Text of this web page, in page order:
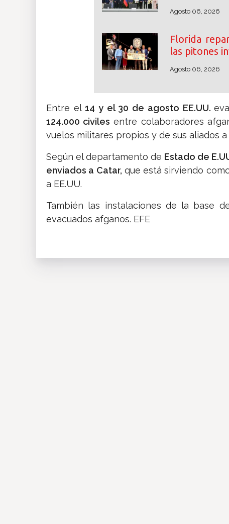
Agosto 06, 2026
Florida
las pitones
Agosto 06, 2026
Entre el14 y el 30 de agosto EE.UU.
124.000 civiles entre colaboradores
vuelos militares propios y de sus aliados
Según el departamento de Estado de
enviados a Catar, que está sirviendo
a EE.UU.
También las instalaciones de la base
evacuados afganos. EFE